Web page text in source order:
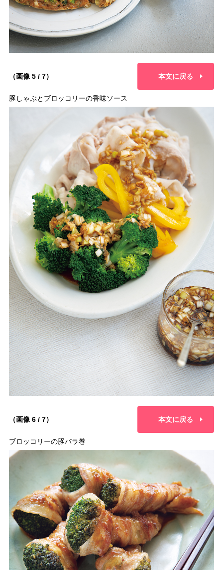
（画像 5 / 7） 本文に戻る
豚しゃぶとブロッコリーの香味ソース
（画像 6 / 7） 本文に戻る
ブロッコリーの豚バラ巻